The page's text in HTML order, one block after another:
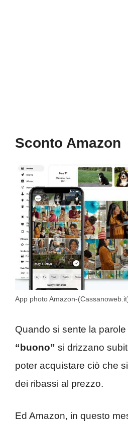
Sconto Amazon
App photo Amazon-
Quando si sente la parole
“buono” si drizzano
poter acquistare ciò che
dei ribassi al prezzo.
Ed Amazon, in questo